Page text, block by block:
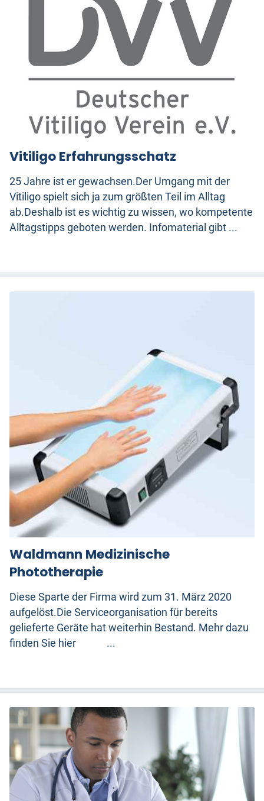
Vitiligo Erfahrungsschatz
25 Jahre ist er gewachsen.Der Umgang mit der
Vitiligo spielt sich ja zum größten Teil im Alltag
ab.Deshalb ist es wichtig zu wissen, wo kompetente
Alltagstipps geboten werden. Infomaterial gibt ...
Waldmann Medizinische
Phototherapie
Diese Sparte der Firma wird zum 31. März 2020
aufgelöst.Die Serviceorganisation für bereits
gelieferte Geräte hat weiterhin Bestand. Mehr dazu
finden Sie hier ...